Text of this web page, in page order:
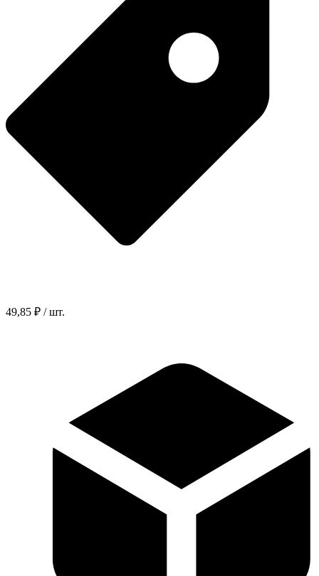
49,85 ₽ / шт.